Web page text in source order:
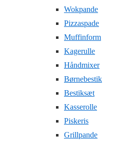
Wokpande
Pizzaspade
Muffinform
Kagerulle
Håndmixer
Børnebestik
Bestiksæt
Kasserolle
Piskeris
Grillpande